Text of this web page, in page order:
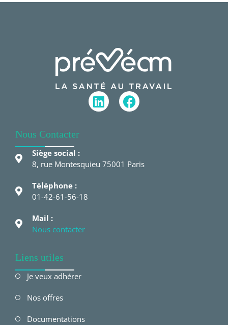
Nous Contacter
Siège social :
8, rue Montesquieu 75001 Paris
Téléphone :
01-42-61-56-18
Mail :
Nous contacter
Liens utiles
Je veux adhérer
Nos offres
Documentations